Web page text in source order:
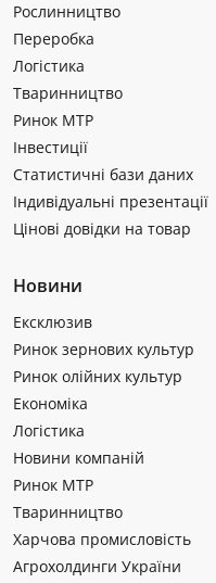
Рослинництво
Переробка
Логістика
Тваринництво
Ринок МТР
Інвестиції
Статистичні бази даних
Індивідуальні презентації
Цінові довідки на товар
Новини
Ексклюзив
Ринок зернових культур
Ринок олійних культур
Економіка
Логістика
Новини компаній
Ринок МТР
Тваринництво
Харчова промисловість
Агрохолдинги України